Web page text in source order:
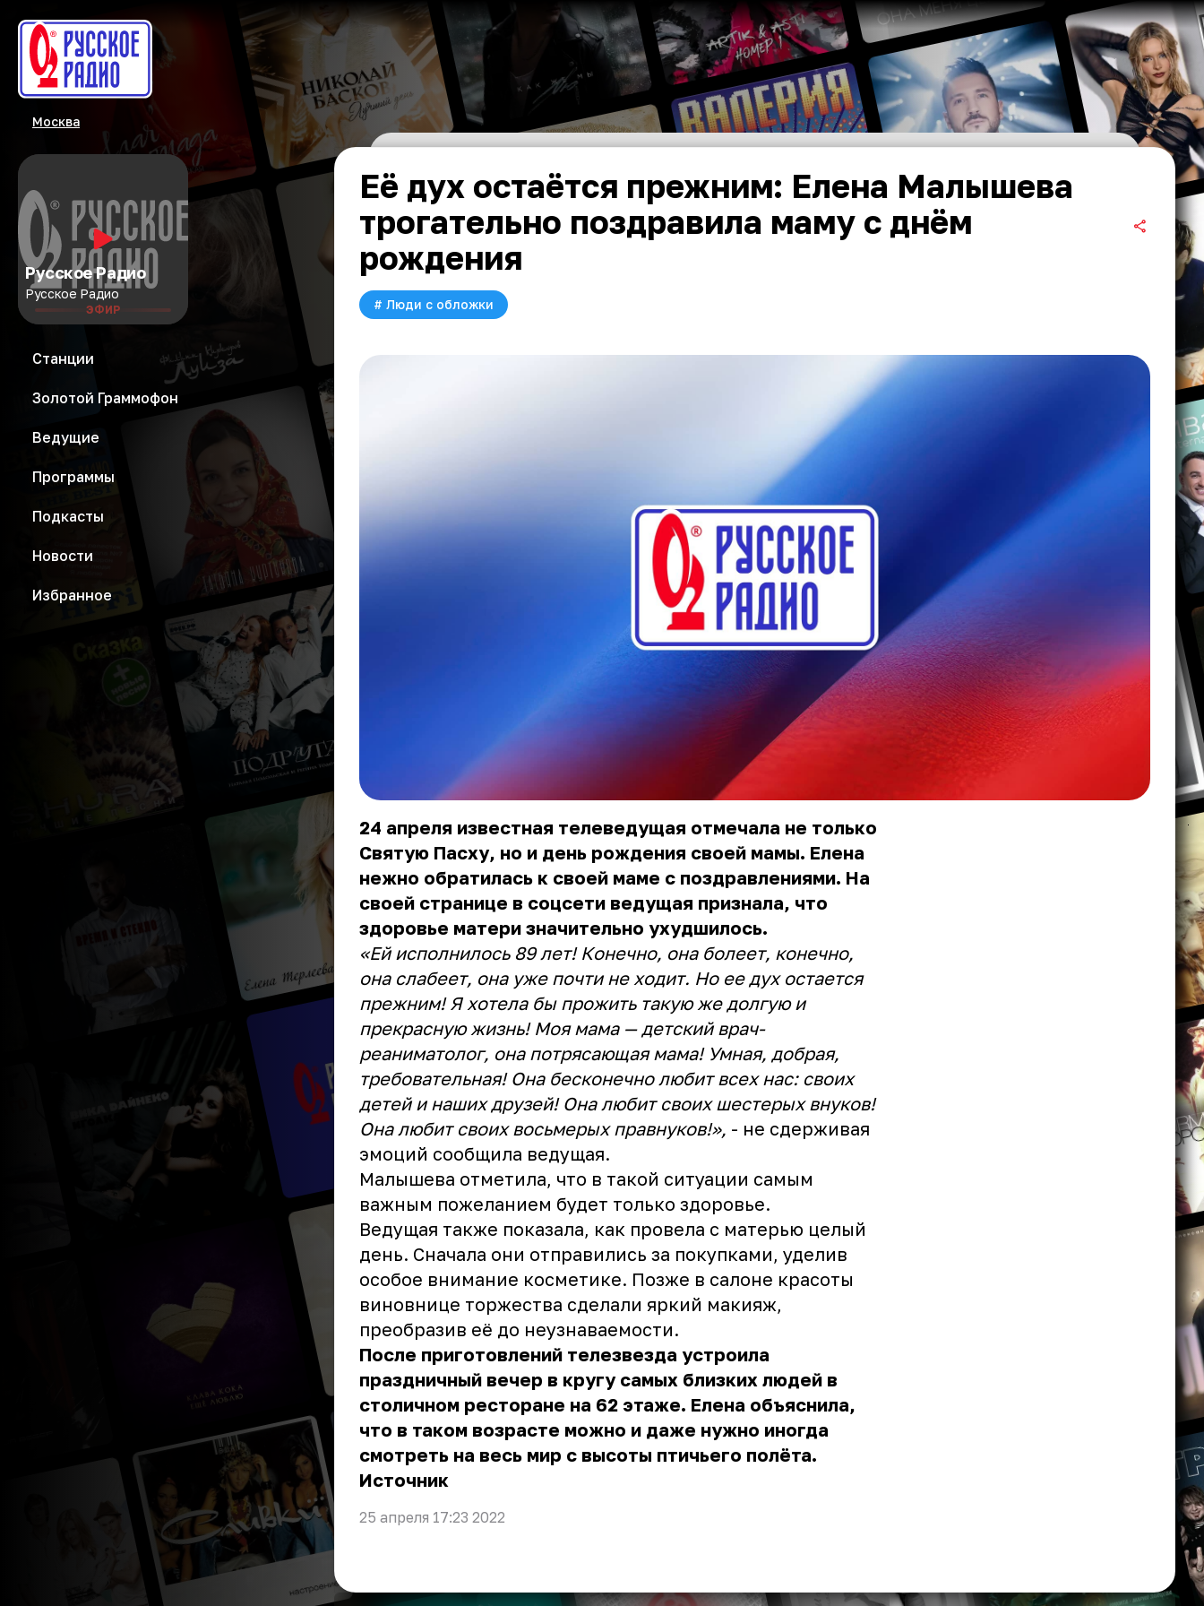
Москва
Русское Радио
Русское Радио
ЭФИР
Станции
Золотой Граммофон
Ведущие
Программы
Подкасты
Новости
Избранное
Её дух остаётся прежним: Елена Малышева
трогательно поздравила маму с днём
рождения
# Люди с обложки
24 апреля известная телеведущая отмечала не только
Святую Пасху, но и день рождения своей мамы. Елена
нежно обратилась к своей маме с поздравлениями. На
своей странице в соцсети ведущая признала, что
здоровье матери значительно ухудшилось.
«Ей исполнилось 89 лет! Конечно, она болеет, конечно,
она слабеет, она уже почти не ходит. Но ее дух остается
прежним! Я хотела бы прожить такую же долгую и
прекрасную жизнь! Моя мама — детский врач-
реаниматолог, она потрясающая мама! Умная, добрая,
требовательная! Она бесконечно любит всех нас: своих
детей и наших друзей! Она любит своих шестерых внуков!
Она любит своих восьмерых правнуков!», - не сдерживая
эмоций сообщила ведущая.
Малышева отметила, что в такой ситуации самым
важным пожеланием будет только здоровье.
Ведущая также показала, как провела с матерью целый
день. Сначала они отправились за покупками, уделив
особое внимание косметике. Позже в салоне красоты
виновнице торжества сделали яркий макияж,
преобразив её до неузнаваемости.
После приготовлений телезвезда устроила
праздничный вечер в кругу самых близких людей в
столичном ресторане на 62 этаже. Елена объяснила,
что в таком возрасте можно и даже нужно иногда
смотреть на весь мир с высоты птичьего полёта.
Источник
25 апреля 17:23 2022